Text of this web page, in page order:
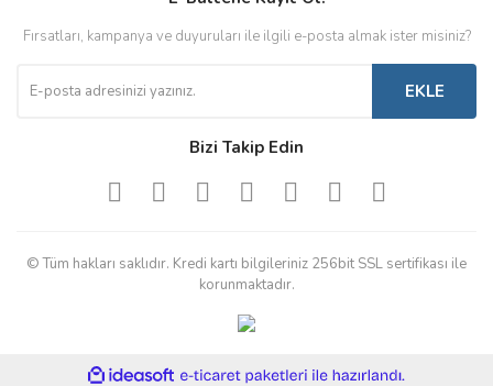
Fırsatları, kampanya ve duyuruları ile ilgili e-posta almak ister misiniz?
EKLE
Bizi Takip Edin
© Tüm hakları saklıdır. Kredi kartı bilgileriniz 256bit SSL sertifikası ile
korunmaktadır.
ideasoft e-